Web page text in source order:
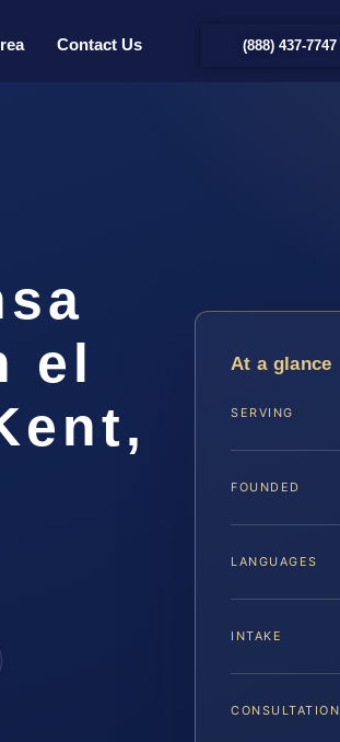
Contact Us (888) 437-7747
el
At a glance
SERVING
FOUNDED
LANGUAGES
INTAKE
CONSULTATION